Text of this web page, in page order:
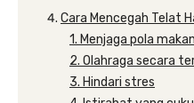
Cara Mencegah Telat
1. Menjaga pola
2. Olahraga secara
3. Hindari stres